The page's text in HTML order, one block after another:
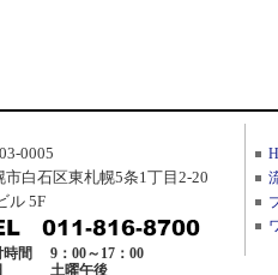
0005
市白石区東札幌5条1丁目2-20
ル 5F
時間
9：00～17：00
土曜午後